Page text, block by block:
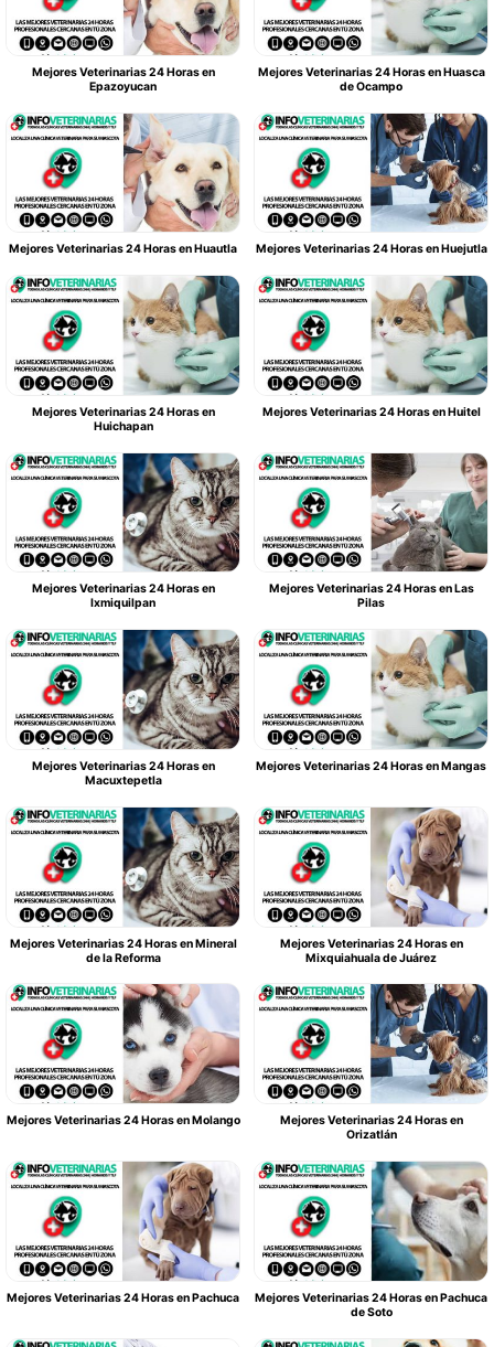
Mejores Veterinarias 24 Horas en
Epazoyucan
Mejores Veterinarias 24 Horas en Huasca
de Ocampo
Mejores Veterinarias 24 Horas en Huautla Mejores Veterinarias 24 Horas en Huejutla
Mejores Veterinarias 24 Horas en
Huichapan
Mejores Veterinarias 24 Horas en Huitel
Mejores Veterinarias 24 Horas en
Ixmiquilpan
Mejores Veterinarias 24 Horas en Las
Pilas
Mejores Veterinarias 24 Horas en
Macuxtepetla
Mejores Veterinarias 24 Horas en Mangas
Mejores Veterinarias 24 Horas en Mineral
de la Reforma
Mejores Veterinarias 24 Horas en
Mixquiahuala de Juárez
Mejores Veterinarias 24 Horas en Molango
Mejores Veterinarias 24 Horas en
Orizatlán
Mejores Veterinarias 24 Horas en Pachuca
Mejores Veterinarias 24 Horas en Pachuca
de Soto